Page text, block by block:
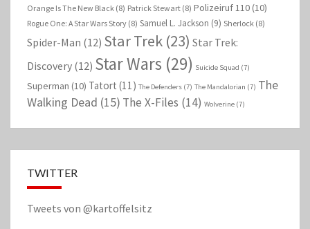
Orange Is The New Black (8) Patrick Stewart (8) Polizeiruf 110 (10)
Rogue One: A Star Wars Story (8) Samuel L. Jackson (9) Sherlock (8)
Spider-Man (12) Star Trek (23) Star Trek:
Discovery (12) Star Wars (29) Suicide Squad (7)
Superman (10) Tatort (11) The Defenders (7) The Mandalorian (7) The
Walking Dead (15) The X-Files (14) Wolverine (7)
TWITTER
Tweets von @kartoffelsitz